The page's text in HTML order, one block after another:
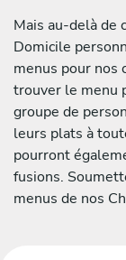
Mais au-delà de
Domicile
menus pour nos
trouver le menu
groupe de
leurs plats à
pourront
fusions.
menus de nos